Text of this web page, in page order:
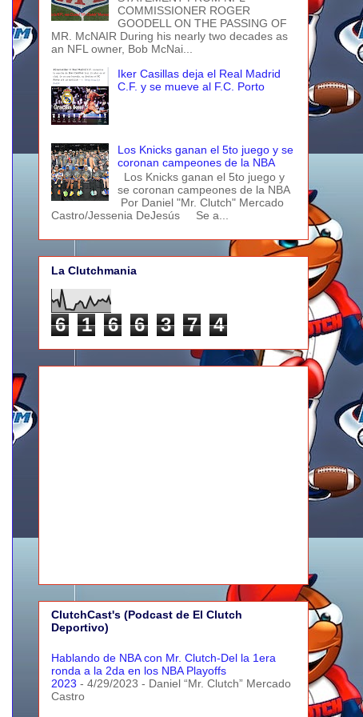
COMMISSIONER ROGER
GOODELL ON THE PASSING OF
MR. McNAIR During his nearly two decades as
an NFL owner, Bob McNai...
Iker Casillas deja el Real Madrid
C.F. y se mueve al F.C. Porto
Los Knicks ganan el 5to juego y se
coronan campeones de la NBA
Los Knicks ganan el 5to juego y
se coronan campeones de la NBA
Por Daniel "Mr. Clutch" Mercado
Castro/Jessenia DeJesús Se a...
La Clutchmania
6 1 6 6 3 7 4
ClutchCast's (Podcast de El Clutch
Deportivo)
Hablando de NBA con Mr. Clutch-Del la 1era
ronda a la 2da en los NBA Playoffs
2023 - 4/29/2023 - Daniel “Mr. Clutch” Mercado
Castro